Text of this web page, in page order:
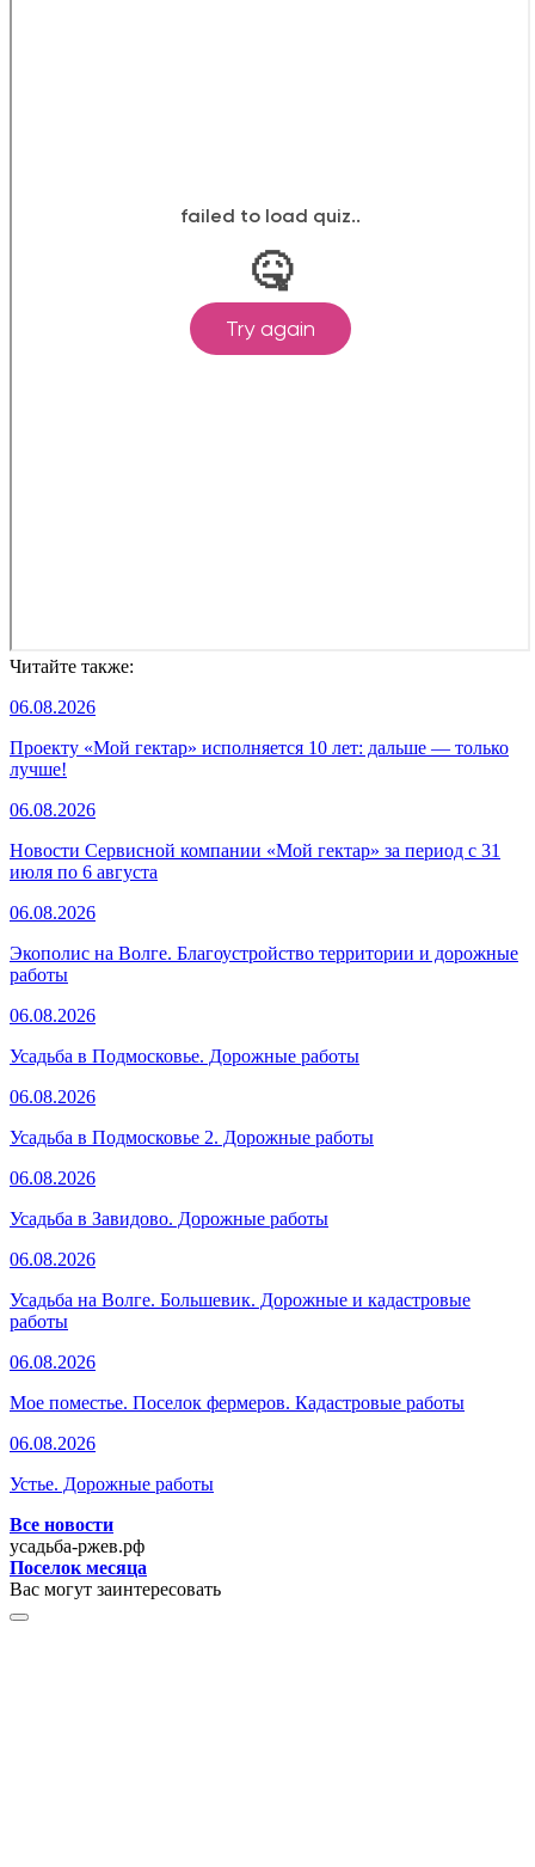
Читайте также:
06.08.2026
Проекту «Мой гектар» исполняется 10 лет: дальше — только
лучше!
06.08.2026
Новости Сервисной компании «Мой гектар» за период с 31
июля по 6 августа
06.08.2026
Экополис на Волге. Благоустройство территории и дорожные
работы
06.08.2026
Усадьба в Подмосковье. Дорожные работы
06.08.2026
Усадьба в Подмосковье 2. Дорожные работы
06.08.2026
Усадьба в Завидово. Дорожные работы
06.08.2026
Усадьба на Волге. Большевик. Дорожные и кадастровые
работы
06.08.2026
Мое поместье. Поселок фермеров. Кадастровые работы
06.08.2026
Устье. Дорожные работы
Все новости
усадьба-ржев.рф
Поселок месяца
Вас могут заинтересовать